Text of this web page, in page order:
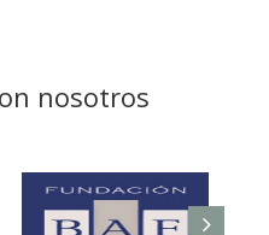
nosotros